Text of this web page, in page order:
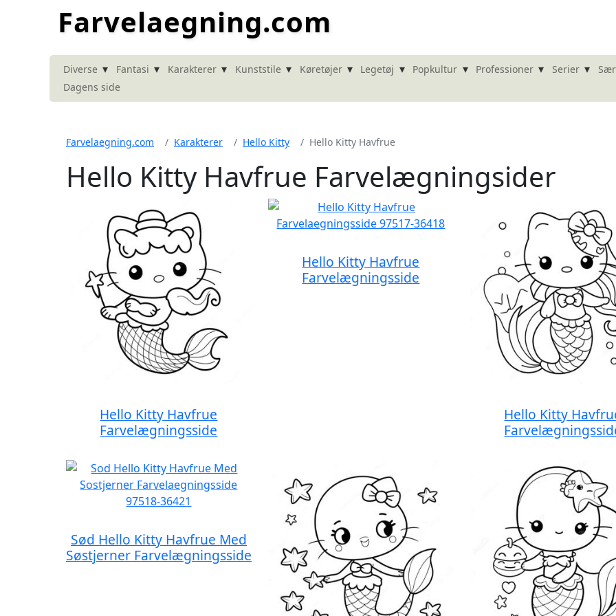
Farvelaegning.com
Diverse ▾ Fantasi ▾ Karakterer ▾ Kunststile ▾ Køretøjer ▾ Legetøj ▾ Popkultur ▾ Professioner ▾ Serier ▾
Dagens side
Farvelaegning.com Karakterer Hello Kitty Hello Kitty Havfrue
Hello Kitty Havfrue Farvelægningsider
Hello Kitty Havfrue
Farvelægningsside
Hello Kitty Havfrue
Farvelægningsside
Hello Kitty
Sød Hello Kitty Havfrue Med
Søstjerner Farvelægningsside